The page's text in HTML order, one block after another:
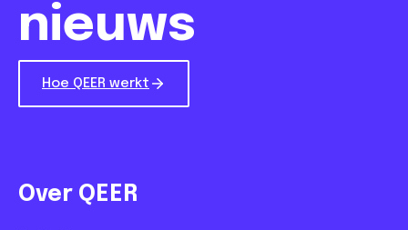
nieuws
Hoe QEER werkt
Over QEER